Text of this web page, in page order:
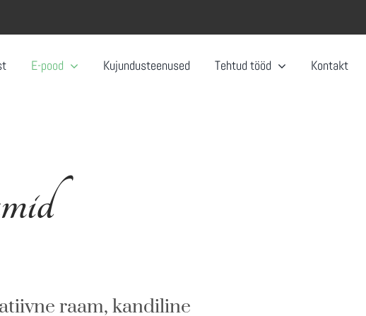
E-pood Kujundusteenused Tehtud tööd Kontakt
raam, kandiline